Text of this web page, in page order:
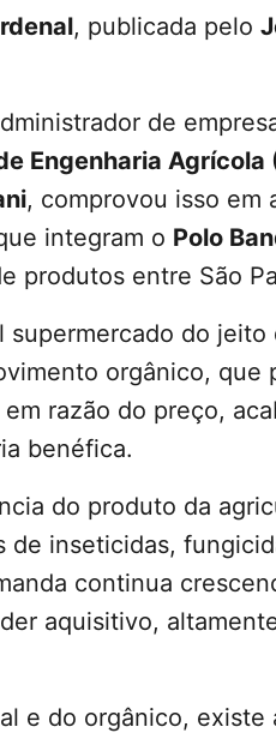
, publicada pelo
de
Engenharia Agrícola
, comprovou isso em
integram o Polo
produtos entre São
supermercado do
orgânico, que
razão do preço,
benéfica.
do produto da
de inseticidas,
continua
aquisitivo,
e do orgânico, existe